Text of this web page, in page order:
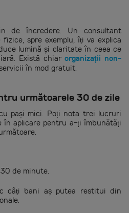
de încredere. Un consultant
spre exemplu, îți va explica
lumină și claritate în ceea ce
Există chiarorganizații non-
în mod gratuit.
următoarele 30 de zile
pași mici. Poți nota trei lucruri
în aplicare pentru a-ți îmbunătăți
30 de minute.
câți bani aș putea restitui din